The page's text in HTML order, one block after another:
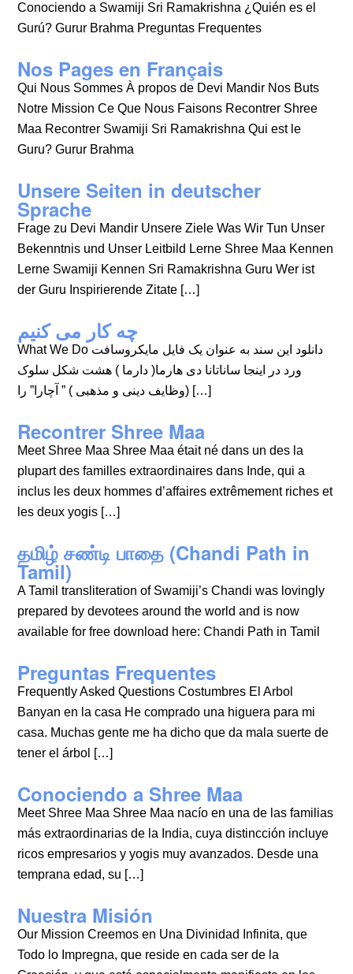
Conociendo a Swamiji Sri Ramakrishna ¿Quién es el
Gurú? Gurur Brahma Preguntas Frequentes
Nos Pages en Français
Qui Nous Sommes À propos de Devi Mandir Nos Buts
Notre Mission Ce Que Nous Faisons Recontrer Shree
Maa Recontrer Swamiji Sri Ramakrishna Qui est le
Guru? Gurur Brahma
Unsere Seiten in deutscher
Sprache
Frage zu Devi Mandir Unsere Ziele Was Wir Tun Unser
Bekenntnis und Unser Leitbild Lerne Shree Maa Kennen
Lerne Swamiji Kennen Sri Ramakrishna Guru Wer ist
der Guru Inspirierende Zitate […]
چه کار می کنیم
What We Do دانلود این سند به عنوان یک فایل مایکروسافت
ورد در اینجا ساناتانا دی هارما( دارما ) هشت شکل سلوک
(وظایف دینی و مذهبی ) ” آچارا” را […]
Recontrer Shree Maa
Meet Shree Maa Shree Maa était né dans un des la
plupart des familles extraordinaires dans Inde, qui a
inclus les deux hommes d’affaires extrêmement riches et
les deux yogis […]
தமிழ் சண்டி பாதை (Chandi Path in
Tamil)
A Tamil transliteration of Swamiji’s Chandi was lovingly
prepared by devotees around the world and is now
available for free download here: Chandi Path in Tamil
Preguntas Frequentes
Frequently Asked Questions Costumbres El Arbol
Banyan en la casa He comprado una higuera para mi
casa. Muchas gente me ha dicho que da mala suerte de
tener el árbol […]
Conociendo a Shree Maa
Meet Shree Maa Shree Maa nacío en una de las familias
más extraordinarias de la India, cuya distincción incluye
ricos empresarios y yogis muy avanzados. Desde una
temprana edad, su […]
Nuestra Misión
Our Mission Creemos en Una Divinidad Infinita, que
Todo lo Impregna, que reside en cada ser de la